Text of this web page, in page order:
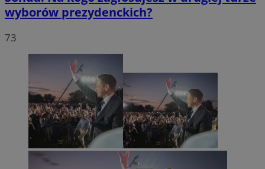
wyborów prezydenckich?
73